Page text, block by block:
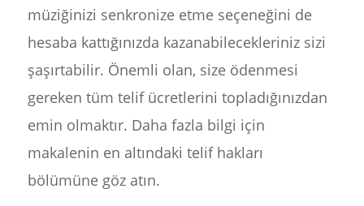
müziğinizi senkronize etme seçeneğini de
hesaba kattığınızda kazanabilecekleriniz sizi
şaşırtabilir. Önemli olan, size ödenmesi
gereken tüm telif ücretlerini topladığınızdan
emin olmaktır. Daha fazla bilgi için
makalenin en altındaki telif hakları
bölümüne göz atın.